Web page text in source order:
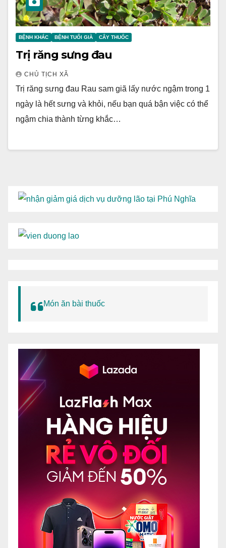
BỆNH KHÁC BỆNH TUỔI GIÀ CÂY THUỐC
Trị răng sưng đau
CHỦ TỊCH XÃ
Trị răng sưng đau Rau sam giã lấy nước ngậm trong 1
ngày là hết sưng và khỏi, nếu bạn quá bận việc có thể
ngậm chia thành từng khắc…
Món ăn bài thuốc